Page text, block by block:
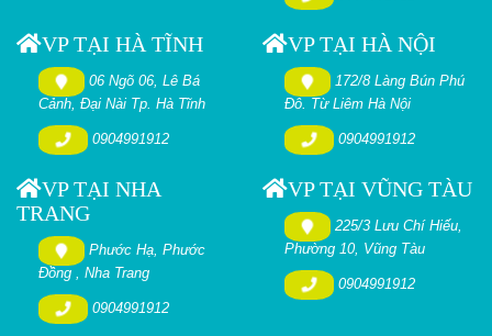
VP TẠI HÀ TĨNH
06 Ngõ 06, Lê Bá
Cảnh, Đại Nài Tp. Hà Tĩnh
0904991912
VP TẠI HÀ NỘI
172/8 Làng Bún Phú
Đô. Từ Liêm Hà Nội
0904991912
VP TẠI NHA
TRANG
Phước Hạ, Phước
Đồng , Nha Trang
0904991912
VP TẠI VŨNG TÀU
225/3 Lưu Chí Hiếu,
Phường 10, Vũng Tàu
0904991912